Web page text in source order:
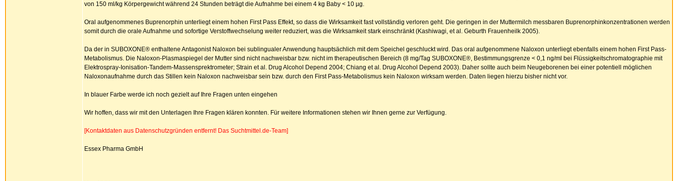
von 150 ml/kg Körpergewicht während 24 Stunden beträgt die Aufnahme bei einem 4 kg Baby < 10 µg.
Oral aufgenommenes Buprenorphin unterliegt einem hohen First Pass Effekt, so dass die Wirksamkeit fast vollständig verloren geht. Die geringen in der Muttermilch messbaren Buprenorphinkonzentrationen werden
somit durch die orale Aufnahme und sofortige Verstoffwechselung weiter reduziert, was die Wirksamkeit stark einschränkt (Kashiwagi, et al. Geburth Frauenheilk 2005).
Da der in SUBOXONE® enthaltene Antagonist Naloxon bei sublingualer Anwendung hauptsächlich mit dem Speichel geschluckt wird. Das oral aufgenommene Naloxon unterliegt ebenfalls einem hohen First Pass-
Metabolismus. Die Naloxon-Plasmaspiegel der Mutter sind nicht nachweisbar bzw. nicht im therapeutischen Bereich (8 mg/Tag SUBOXONE®, Bestimmungsgrenze < 0,1 ng/ml bei Flüssigkeitschromatographie mit
Elektrospray-Ionisation-Tandem-Massensprektrometer; Strain et al. Drug Alcohol Depend 2004; Chiang et al. Drug Alcohol Depend 2003). Daher sollte auch beim Neugeborenen bei einer potentiell möglichen
Naloxonaufnahme durch das Stillen kein Naloxon nachweisbar sein bzw. durch den First Pass-Metabolismus kein Naloxon wirksam werden. Daten liegen hierzu bisher nicht vor.
In blauer Farbe werde ich noch gezielt auf Ihre Fragen unten eingehen
Wir hoffen, dass wir mit den Unterlagen Ihre Fragen klären konnten. Für weitere Informationen stehen wir Ihnen gerne zur Verfügung.
[Kontaktdaten aus Datenschutzgründen entfernt! Das Suchtmittel.de-Team]
Essex Pharma GmbH